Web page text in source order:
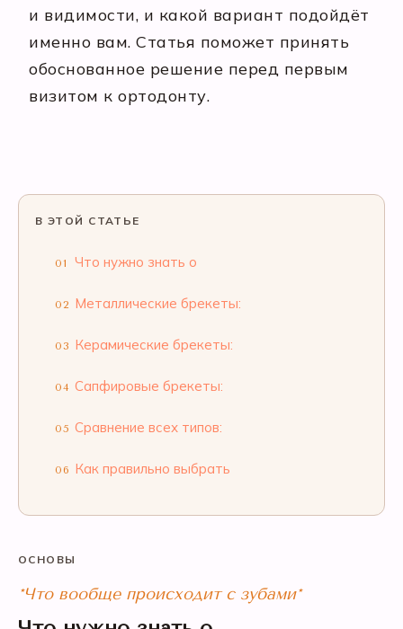
и видимости, и какой вариант подойдёт
именно вам. Статья поможет принять
обоснованное решение перед первым
визитом к ортодонту.
В ЭТОЙ СТАТЬЕ
01 Что нужно знать о
02 Металлические брекеты:
03 Керамические брекеты:
04 Сапфировые брекеты:
05 Сравнение всех типов:
06 Как правильно выбрать
ОСНОВЫ
*Что вообще происходит с зубами*